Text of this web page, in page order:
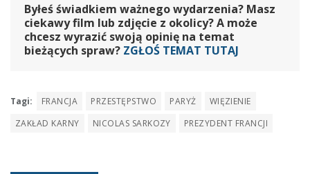
Byłeś świadkiem ważnego wydarzenia? Masz
ciekawy film lub zdjęcie z okolicy? A może
chcesz wyrazić swoją opinię na temat
bieżących spraw? ZGŁOŚ TEMAT TUTAJ
Tagi: FRANCJA PRZESTĘPSTWO PARYŻ
WIĘZIENIE
ZAKŁAD KARNY
NICOLAS SARKOZY PREZYDENT FRANCJI